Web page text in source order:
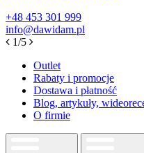
+48 453 301 999
info@dawidam.pl
1/5
Outlet
Rabaty i promocje
Dostawa i płatność
Blog, artykuły,
O firmie